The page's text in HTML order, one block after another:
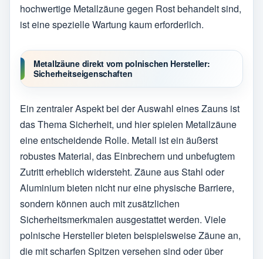
hochwertige Metallzäune gegen Rost behandelt sind,
ist eine spezielle Wartung kaum erforderlich.
Metallzäune direkt vom polnischen Hersteller:
Sicherheitseigenschaften
Ein zentraler Aspekt bei der Auswahl eines Zauns ist
das Thema Sicherheit, und hier spielen Metallzäune
eine entscheidende Rolle. Metall ist ein äußerst
robustes Material, das Einbrechern und unbefugtem
Zutritt erheblich widersteht. Zäune aus Stahl oder
Aluminium bieten nicht nur eine physische Barriere,
sondern können auch mit zusätzlichen
Sicherheitsmerkmalen ausgestattet werden. Viele
polnische Hersteller bieten beispielsweise Zäune an,
die mit scharfen Spitzen versehen sind oder über